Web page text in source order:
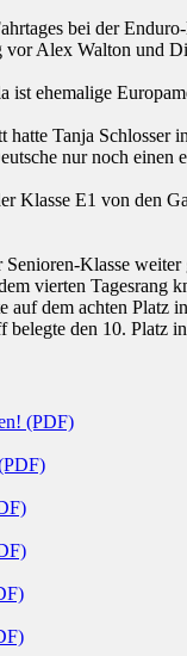
bei der
vor Alex Walton und
ist ehemalige
hatte Tanja
nur noch einen
Klasse E1 von den
Klasse
vierten Tagesrang
dem achten Platz
den 10. Platz
(PDF)